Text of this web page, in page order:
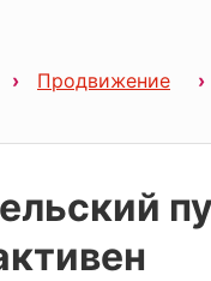
Продвижение